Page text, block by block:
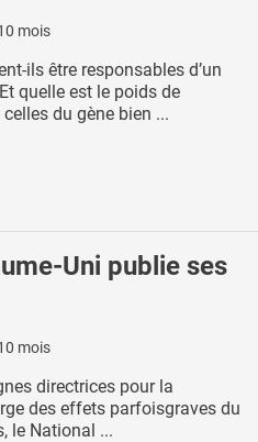
mois
ils être responsables d’un
quelle est le poids de
du gène bien ...
Uni publie ses
mois
directrices pour la
des effets parfoisgraves du
le National ...